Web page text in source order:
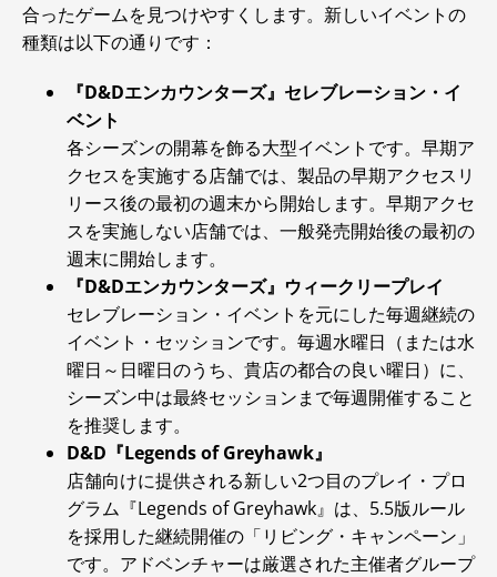
合ったゲームを見つけやすくします。新しいイベントの
種類は以下の通りです：
『D&Dエンカウンターズ』セレブレーション・イ
ベント
各シーズンの開幕を飾る大型イベントです。早期ア
クセスを実施する店舗では、製品の早期アクセスリ
リース後の最初の週末から開始します。早期アクセ
スを実施しない店舗では、一般発売開始後の最初の
週末に開始します。
『D&Dエンカウンターズ』ウィークリープレイ
セレブレーション・イベントを元にした毎週継続の
イベント・セッションです。毎週水曜日（または水
曜日～日曜日のうち、貴店の都合の良い曜日）に、
シーズン中は最終セッションまで毎週開催すること
を推奨します。
D&D『Legends of Greyhawk』
店舗向けに提供される新しい2つ目のプレイ・プロ
グラム『Legends of Greyhawk』は、5.5版ルール
を採用した継続開催の「リビング・キャンペーン」
です。アドベンチャーは厳選された主催者グループ